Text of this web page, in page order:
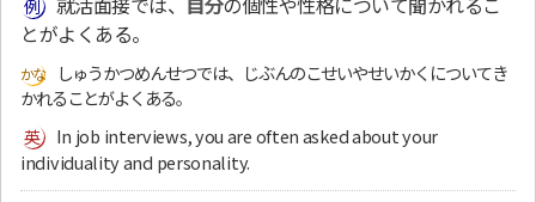
とがよくある。
しゅうかつめんせつでは、じぶんのこせいやせいかくについてき
かれることがよくある。
In job interviews, you are often asked about your
individuality and personality.